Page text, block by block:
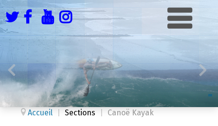
Accueil Sections Canoë Kayak